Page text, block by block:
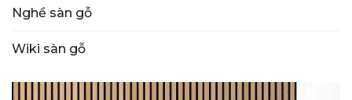
Nghề sàn gỗ
Wiki sàn gỗ